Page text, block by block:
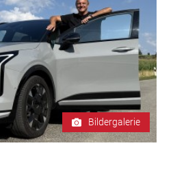
Bildergalerie